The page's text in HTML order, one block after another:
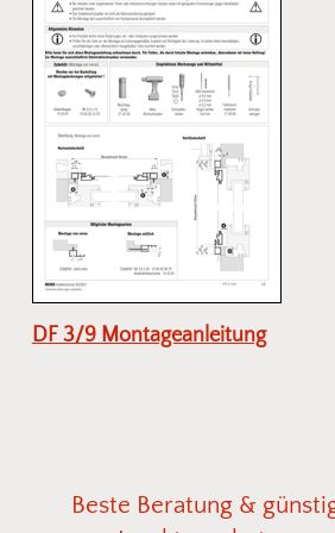
DF 3/9 Montageanleitung
Beste Beratung &